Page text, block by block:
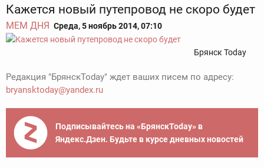
Кажется новый путепровод не скоро будет
МЕМ ДНЯ Среда, 5 ноябрь 2014, 07:10
Брянск Today
Редакция "БрянскToday" ждет ваших писем по адресу:
bryansktoday@yandex.ru
Подписывайтесь на «БрянскToday» в
Яндекс.Дзен. Будьте в курсе дневных новостей